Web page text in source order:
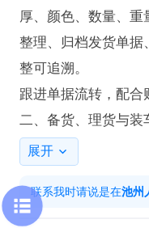
厚、颜色、数量、重
整理、归档发货单据
整可追溯。
跟进单据流转，配合
二、备货、理货与装
按出库单分拣、清
检查铝材外观，排查
品，不合格品禁止发
展开
联系我时请说是在池州